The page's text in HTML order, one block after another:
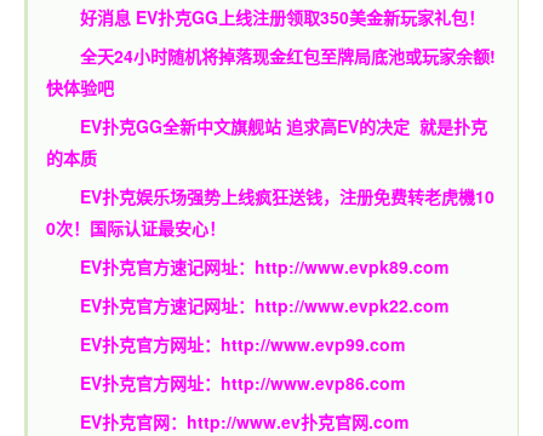
好消息 EV扑克GG上线注册领取350美金新玩家礼包！
全天24小时随机将掉落现金红包至牌局底池或玩家余额!
快体验吧
EV扑克GG全新中文旗舰站 追求高EV的决定 就是扑克
的本质
EV扑克娱乐场强势上线疯狂送钱，注册免费转老虎機10
0次！国际认证最安心！
EV扑克官方速记网址： http://www.evpk89.com
EV扑克官方速记网址： http://www.evpk22.com
EV扑克官方网址： http://www.evp99.com
EV扑克官方网址： http://www.evp86.com
EV扑克官网： http://www.ev扑克官网.com